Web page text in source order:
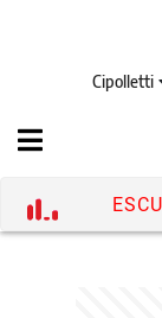
Cipolletti